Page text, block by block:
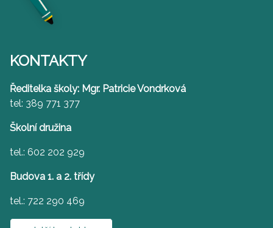
KONTAKTY
Ředitelka školy: Mgr. Patricie Vondrková
tel: 389 771 377
Školní družina
tel.: 602 202 929
Budova 1. a 2. třídy
tel.: 722 290 469